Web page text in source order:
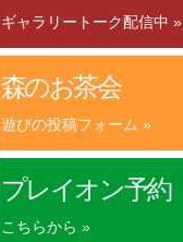
ギャラリートーク配信中 »
森のお茶会
遊びの投稿フォーム »
プレイオン予約
こちらから »